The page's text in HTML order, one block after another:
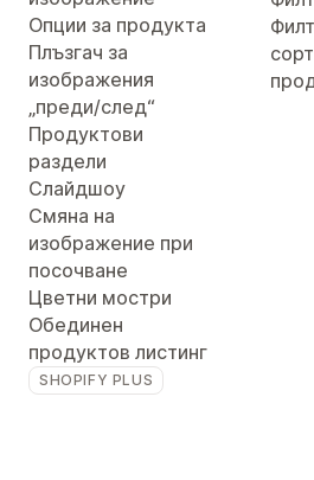
Опции за продукта
Плъзгач за
изображения
„преди/след“
Продуктови
раздели
Слайдшоу
Смяна на
изображение при
посочване
Цветни мостри
Обединен
продуктов листинг
SHOPIFY PLUS